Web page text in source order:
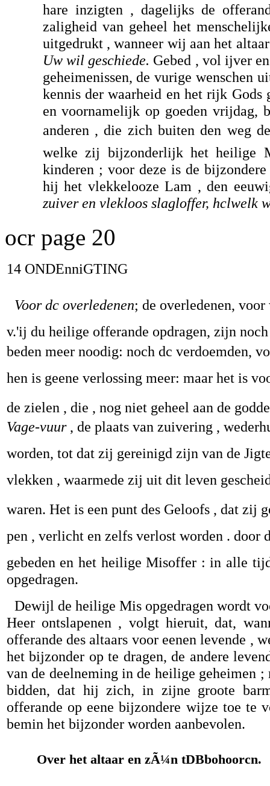
hare inzigten , dagelijks de
zaligheid van geheel het
uitgedrukt , wanneer wij aan het
Uw wil geschiede. Gebed , vol ijver
geheimenissen, de vurige wenschen
kennis der waarheid en het rijk
en voornamelijk op goeden vrijdag,
anderen , die zich buiten den weg
welke zij bijzonderlijk het heilige
kinderen ; voor deze is de
hij het vlekkelooze Lam , den
zuiver en vlekloos slagloffer, hclwelk
ocr page 20
14 ONDEnniGTING
Voor dc overledenen; de overledenen,
v.'ij du heilige offerande opdragen, zijn
beden meer noodig: noch dc verdoemden,
hen is geene verlossing meer: maar het is
de zielen , die , nog niet geheel aan de
Vage-vuur, de plaats van zuivering ,
worden, tot dat zij gereinigd zijn van de
vlekken , waarmede zij uit dit leven
waren. Het is een punt des Geloofs , dat zij
pen , verlicht en zelfs verlost worden . door
gebeden en het heilige Misoffer : in alle
opgedragen.
Dewijl de heilige Mis opgedragen wordt
Heer ontslapenen , volgt hieruit, dat,
offerande des altaars voor eenen levende ,
het bijzonder op te dragen, de andere
van de deelneming in de heilige geheimen
bidden, dat hij zich, in zijne groote
offerande op eene bijzondere wijze toe te
bemin het bijzonder worden aanbevolen.
Over het altaar en zÃ¼n tDBbohoorcn.